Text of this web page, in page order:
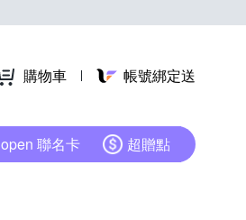
購物車 帳號綁定送
聯名卡 超贈點